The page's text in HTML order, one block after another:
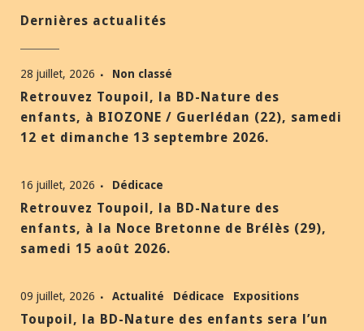
Dernières actualités
28 juillet, 2026 Non classé
Retrouvez Toupoil, la BD-Nature des
enfants, à BIOZONE / Guerlédan (22), samedi
12 et dimanche 13 septembre 2026.
16 juillet, 2026 Dédicace
Retrouvez Toupoil, la BD-Nature des
enfants, à la Noce Bretonne de Brélès (29),
samedi 15 août 2026.
09 juillet, 2026 Actualité Dédicace Expositions
Toupoil, la BD-Nature des enfants sera l’un